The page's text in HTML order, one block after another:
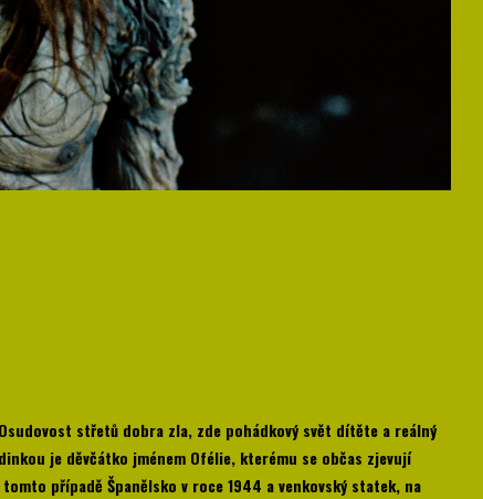
střetů dobra zla, zde pohádkový svět dítěte a reálný
je děvčátko jménem Ofélie, kterému se občas zjevují
případě Španělsko v roce 1944 a venkovský statek, na